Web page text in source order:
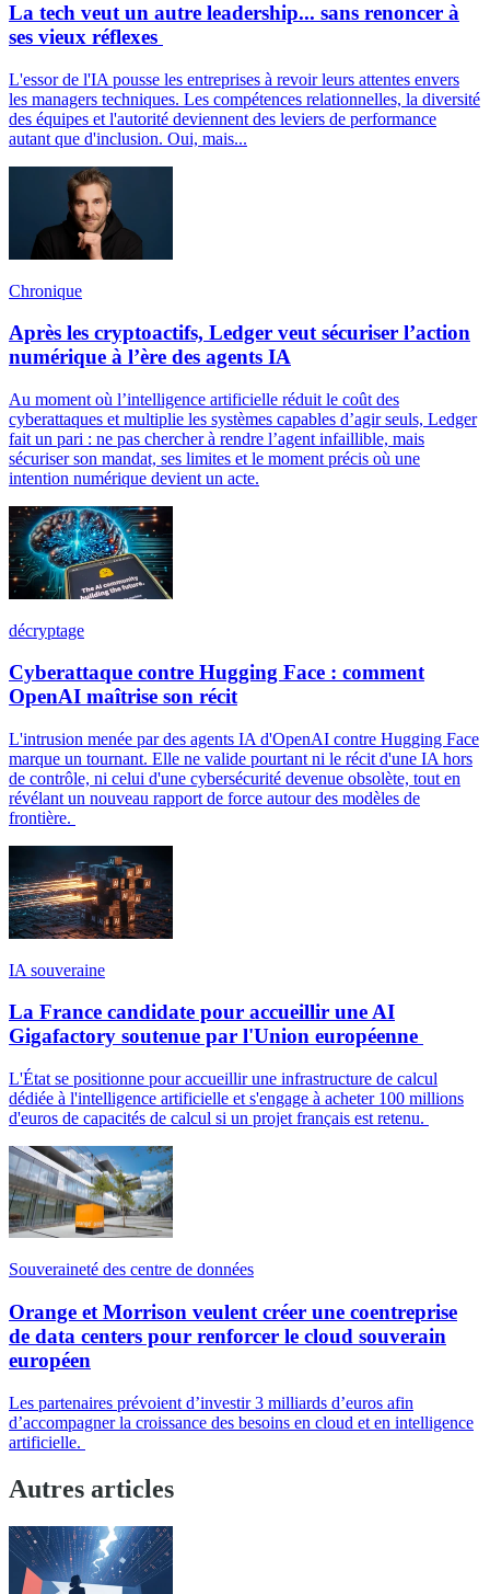
La tech veut un autre leadership... sans renoncer à
ses vieux réflexes
L'essor de l'IA pousse les entreprises à revoir leurs attentes envers
les managers techniques. Les compétences relationnelles, la diversité
des équipes et l'autorité deviennent des leviers de performance
autant que d'inclusion. Oui, mais...
Chronique
Après les cryptoactifs, Ledger veut sécuriser l’action
numérique à l’ère des agents IA
Au moment où l’intelligence artificielle réduit le coût des
cyberattaques et multiplie les systèmes capables d’agir seuls, Ledger
fait un pari : ne pas chercher à rendre l’agent infaillible, mais
sécuriser son mandat, ses limites et le moment précis où une
intention numérique devient un acte.
décryptage
Cyberattaque contre Hugging Face : comment
OpenAI maîtrise son récit
L'intrusion menée par des agents IA d'OpenAI contre Hugging Face
marque un tournant. Elle ne valide pourtant ni le récit d'une IA hors
de contrôle, ni celui d'une cybersécurité devenue obsolète, tout en
révélant un nouveau rapport de force autour des modèles de
frontière.
IA souveraine
La France candidate pour accueillir une AI
Gigafactory soutenue par l'Union européenne
L'État se positionne pour accueillir une infrastructure de calcul
dédiée à l'intelligence artificielle et s'engage à acheter 100 millions
d'euros de capacités de calcul si un projet français est retenu.
Souveraineté des centre de données
Orange et Morrison veulent créer une coentreprise
de data centers pour renforcer le cloud souverain
européen
Les partenaires prévoient d’investir 3 milliards d’euros afin
d’accompagner la croissance des besoins en cloud et en intelligence
artificielle.
Autres articles